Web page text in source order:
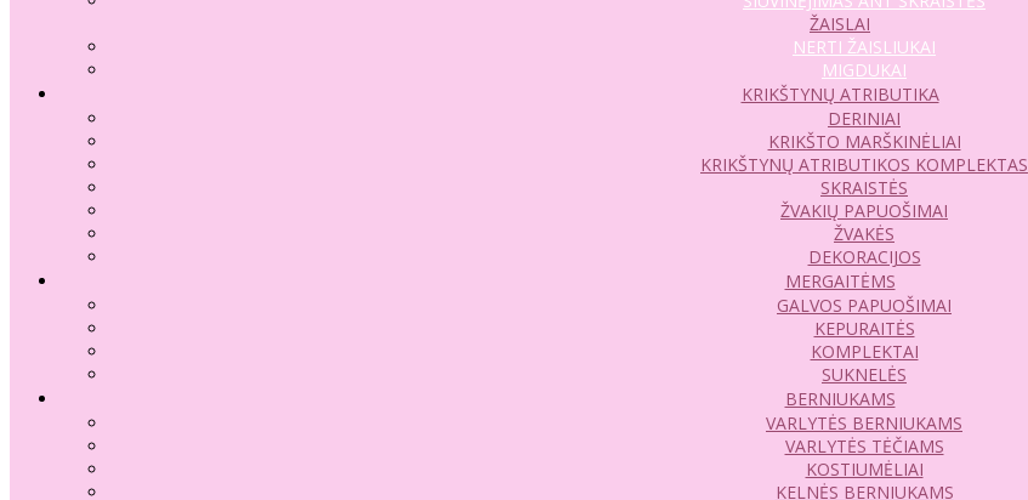
ŽAISLAI
NERTI ŽAISLIUKAI
MIGDUKAI
KRIKŠTYNŲ ATRIBUTIKA
DERINIAI
KRIKŠTO MARŠKINĖLIAI
KRIKŠTYNŲ ATRIBUTIKOS KOMPLEKTAS
SKRAISTĖS
ŽVAKIŲ PAPUOŠIMAI
ŽVAKĖS
DEKORACIJOS
MERGAITĖMS
GALVOS PAPUOŠIMAI
KEPURAITĖS
KOMPLEKTAI
SUKNELĖS
BERNIUKAMS
VARLYTĖS BERNIUKAMS
VARLYTĖS TĖČIAMS
KOSTIUMĖLIAI
KELNĖS BERNIUKAMS